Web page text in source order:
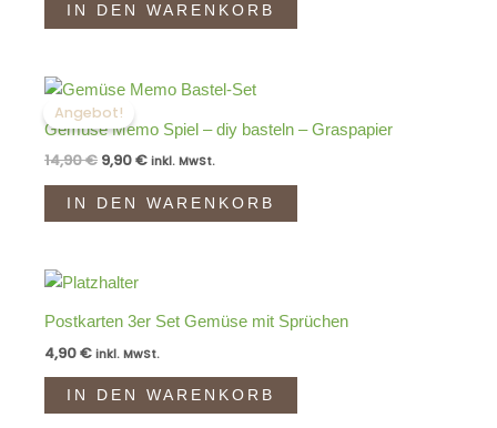
IN DEN WARENKORB
Angebot!
Gemüse Memo Spiel – diy basteln – Graspapier
14,90€
Ursprünglicher
Preis
war:
14,90 €
9,90€
Aktueller
ist:
9,90 €.
inkl. MwSt.
IN DEN WARENKORB
Postkarten 3er Set Gemüse mit Sprüchen
4,90€ inkl. MwSt.
IN DEN WARENKORB